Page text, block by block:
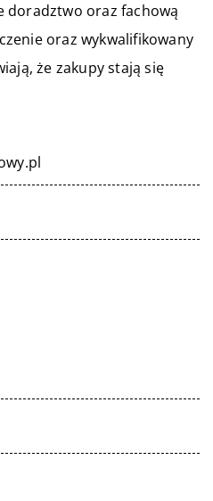
doradztwo oraz fachową
oraz wykwalifikowany
że zakupy stają się